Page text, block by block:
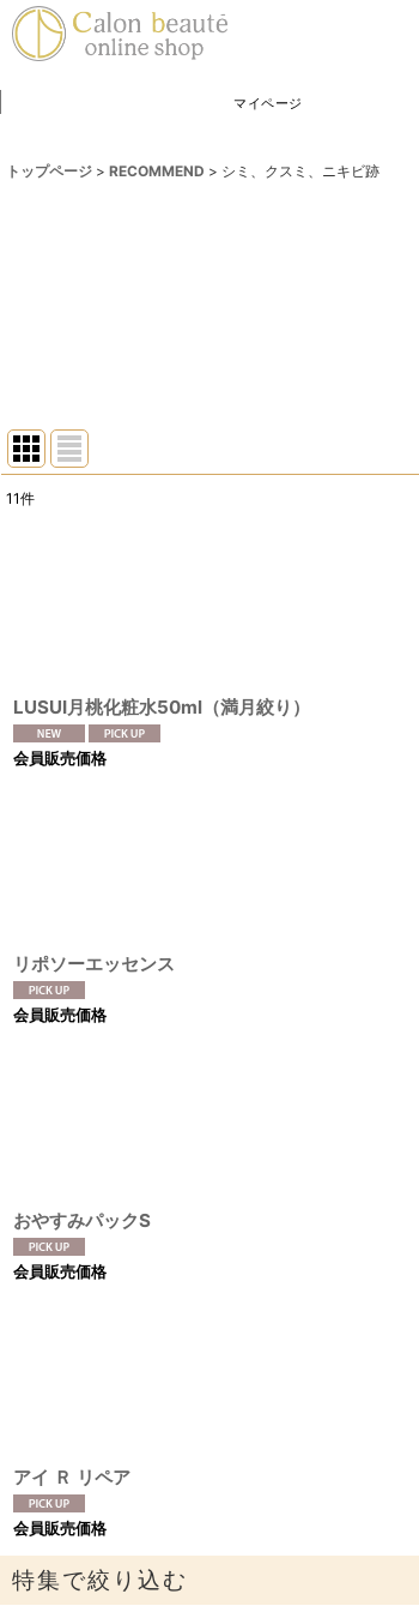
マイページ
トップページ > RECOMMEND > シミ、クスミ、ニキビ跡
11件
LUSUI月桃化粧水50ml（満月絞り）
会員販売価格
リポソーエッセンス
会員販売価格
おやすみパックS
会員販売価格
アイ Ｒ リペア
会員販売価格
特集で絞り込む